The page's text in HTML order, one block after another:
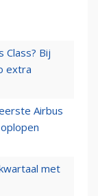
Class? Bij
extra
Airbus
met